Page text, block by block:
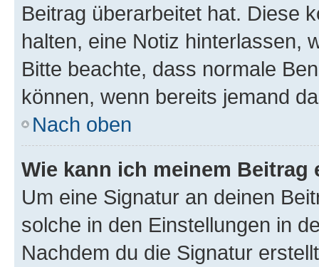
Beitrag überarbeitet hat. Diese
halten, eine Notiz hinterlassen,
Bitte beachte, dass normale
können, wenn bereits jemand
Nach oben
Wie kann ich meinem
Um eine Signatur an deinen
solche in den Einstellungen in
Nachdem du die Signatur